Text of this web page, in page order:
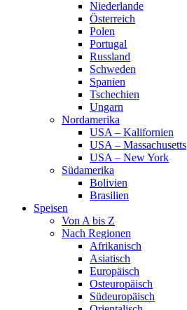
Niederlande
Österreich
Polen
Portugal
Russland
Schweden
Spanien
Tschechien
Ungarn
Nordamerika
USA – Kalifornien
USA – Massachusetts
USA – New York
Südamerika
Bolivien
Brasilien
Speisen
Von A bis Z
Nach Regionen
Afrikanisch
Asiatisch
Europäisch
Osteuropäisch
Südeuropäisch